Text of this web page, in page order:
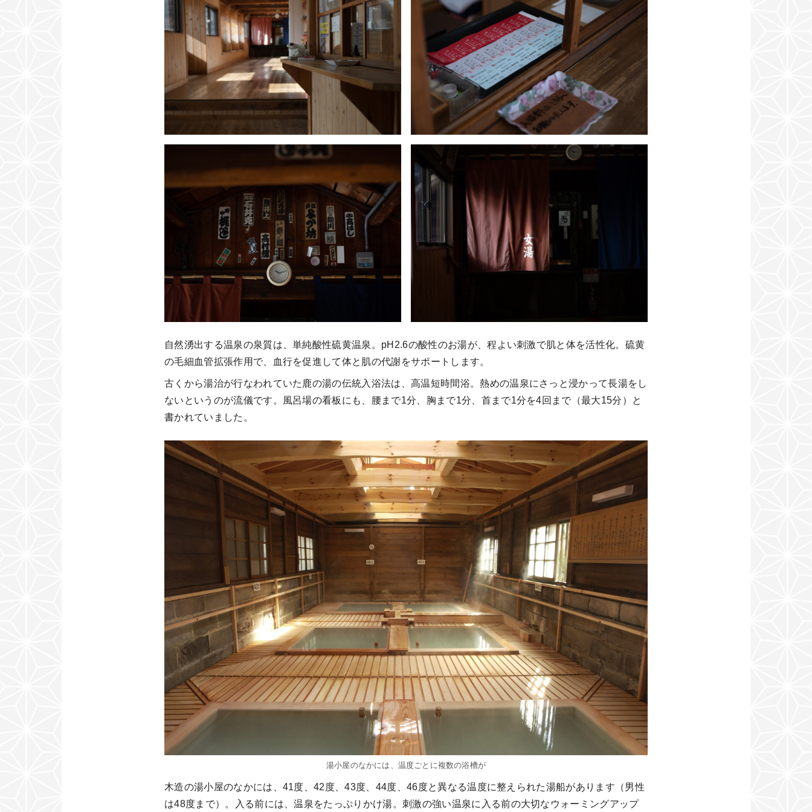
自然湧出する温泉の泉質は、単純酸性硫黄温泉。pH2.6の酸性のお湯が、程よい刺激で肌と体を活性化。硫黄
の毛細血管拡張作用で、血行を促進して体と肌の代謝をサポートします。
古くから湯治が行なわれていた鹿の湯の伝統入浴法は、高温短時間浴。熱めの温泉にさっと浸かって長湯をし
ないというのが流儀です。風呂場の看板にも、腰まで1分、胸まで1分、首まで1分を4回まで（最大15分）と
書かれていました。
湯小屋のなかには、温度ごとに複数の浴槽が
木造の湯小屋のなかには、41度、42度、43度、44度、46度と異なる温度に整えられた湯船があります（男性
は48度まで）。入る前には、温泉をたっぷりかけ湯。刺激の強い温泉に入る前の大切なウォーミングアップ